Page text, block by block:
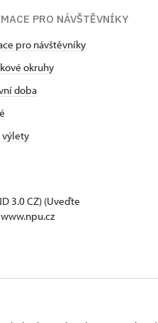
PRO NÁVŠTĚVNÍKY
pro návštěvníky
okruhy
doba
výlety
3.0 CZ) (Uveďte